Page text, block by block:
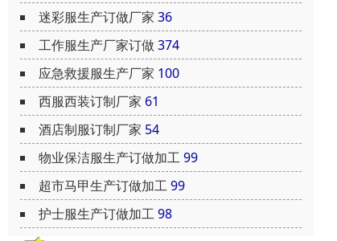
迷彩服生产订做厂家 36
工作服生产厂家订做374
应急救援服生产厂家 100
西服西装订制厂家 61
酒店制服订制厂家 54
物业保洁服生产订做加工99
超市马甲生产订做加工99
护士服生产订做加工98